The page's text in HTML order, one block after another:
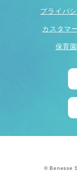
プライバ
カスタマ
保育
© Benesse